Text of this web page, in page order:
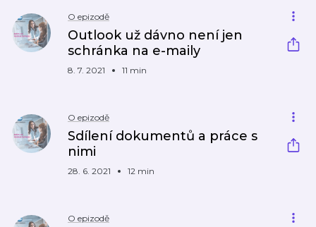
O epizodě
Outlook už dávno není jen
schránka na e-maily
8. 7. 2021 11 min
O epizodě
Sdílení dokumentů a práce s
nimi
28. 6. 2021 12 min
O epizodě